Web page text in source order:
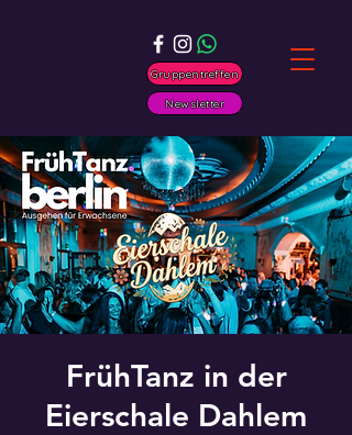
Newsletter
Gruppentreffen
FrühTanz in der
Eierschale Dahlem